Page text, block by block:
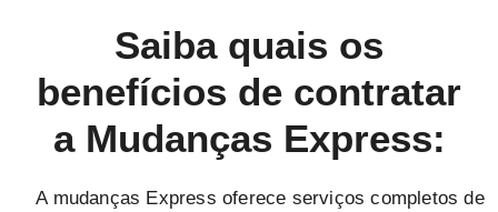
Saiba quais os
benefícios de contratar
a Mudanças Express:
A mudanças Express oferece serviços completos de